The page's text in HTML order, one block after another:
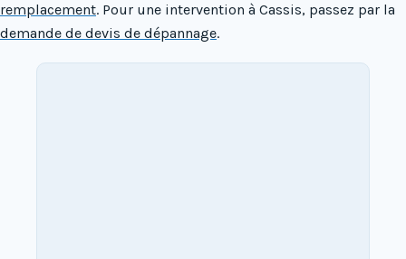
remplacement. Pour une intervention à Cassis, passez par la
demande de devis de dépannage.